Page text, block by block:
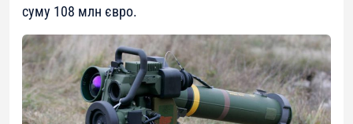
суму 108 млн євро.